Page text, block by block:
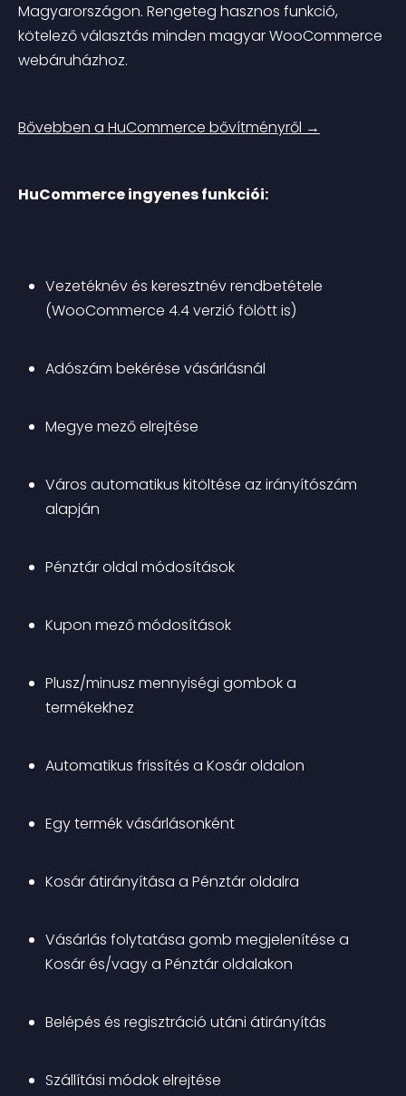
Magyarországon. Rengeteg hasznos funkció,
kötelező választás minden magyar WooCommerce
webáruházhoz.
Bővebben a HuCommerce bővítményről →
HuCommerce ingyenes funkciói:
Vezetéknév és keresztnév rendbetétele
(WooCommerce 4.4 verzió fölött is)
Adószám bekérése vásárlásnál
Megye mező elrejtése
Város automatikus kitöltése az irányítószám
alapján
Pénztár oldal módosítások
Kupon mező módosítások
Plusz/minusz mennyiségi gombok a
termékekhez
Automatikus frissítés a Kosár oldalon
Egy termék vásárlásonként
Kosár átirányítása a Pénztár oldalra
Vásárlás folytatása gomb megjelenítése a
Kosár és/vagy a Pénztár oldalakon
Belépés és regisztráció utáni átirányítás
Szállítási módok elrejtése